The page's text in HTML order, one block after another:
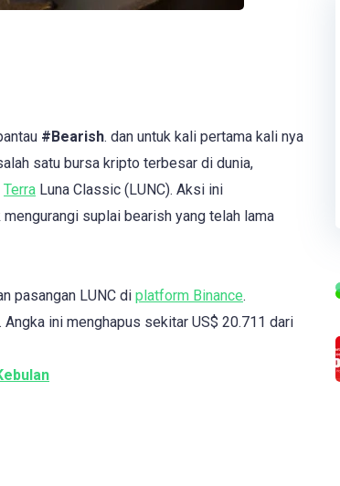
#Bearish. dan untuk kali pertama kali nya
satu bursa kripto terbesar di dunia,
Terra Luna Classic (LUNC). Aksi ini
suplai bearish yang telah lama
pasangan LUNC di platform Binance.
ini menghapus sekitar US$ 20.711 dari